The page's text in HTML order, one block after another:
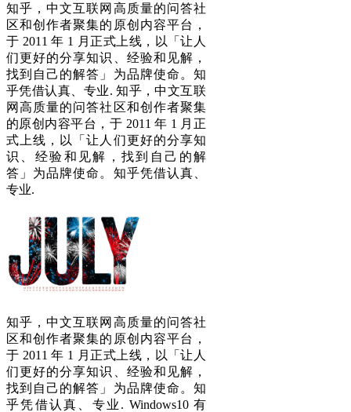
知乎，中文互联网高质量的问答社
区和创作者聚集的原创内容平台，
于 2011 年 1 月正式上线，以「让人
们更好的分享知识、经验和见解，
找到自己的解答」为品牌使命。知
乎凭借认真、专业. 知乎，中文互联
网高质量的问答社区和创作者聚集
的原创内容平台，于 2011 年 1 月正
式上线，以「让人们更好的分享知
识、经验和见解，找到自己的解
答」为品牌使命。知乎凭借认真、
专业.
知乎，中文互联网高质量的问答社
区和创作者聚集的原创内容平台，
于 2011 年 1 月正式上线，以「让人
们更好的分享知识、经验和见解，
找到自己的解答」为品牌使命。知
乎凭借认真、专业. Windows10 有